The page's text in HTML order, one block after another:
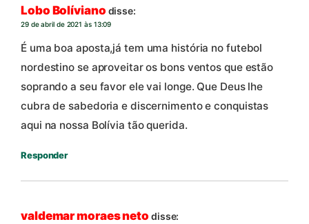
Lobo Bolíviano disse:
29 de abril de 2021 às 13:09
É uma boa aposta,já tem uma história no futebol
nordestino se aproveitar os bons ventos que estão
soprando a seu favor ele vai longe. Que Deus lhe
cubra de sabedoria e discernimento e conquistas
aqui na nossa Bolívia tão querida.
Responder
valdemar moraes neto disse: